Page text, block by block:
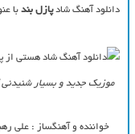
دانلود آهنگ شادپازل بند با
موزیک جدید و بسیار شنیدنی
خواننده و آهنگساز : علی